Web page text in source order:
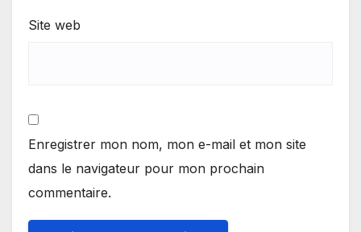
Site web
Enregistrer mon nom, mon e-mail et mon site
dans le navigateur pour mon prochain
commentaire.